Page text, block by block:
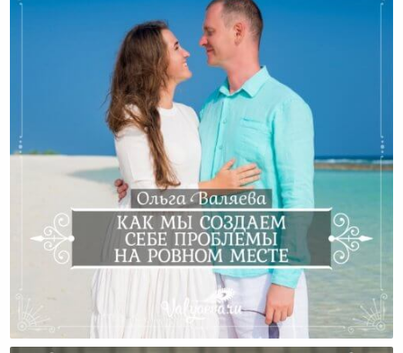
Как Мы Создаем Себе Проблемы На Ровном Месте